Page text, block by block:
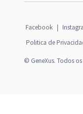
Facebook |
Politica de
© GeneXus. Todos